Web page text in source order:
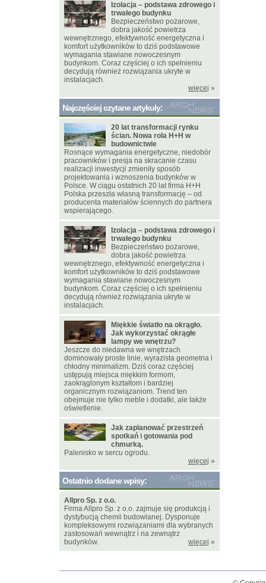
Izolacja – podstawa zdrowego i
trwałego budynku
Bezpieczeństwo pożarowe,
dobra jakość powietrza
wewnętrznego, efektywność energetyczna i
komfort użytkowników to dziś podstawowe
wymagania stawiane nowoczesnym
budynkom. Coraz częściej o ich spełnieniu
decydują również rozwiązania ukryte w
instalacjach.
więcej »
Najczęściej czytane artykuły:
20 lat transformacji rynku
ścian. Nowa rola H+H w
budownictwie
Rosnące wymagania energetyczne, niedobór
pracowników i presja na skracanie czasu
realizacji inwestycji zmieniły sposób
projektowania i wznoszenia budynków w
Polsce. W ciągu ostatnich 20 lat firma H+H
Polska przeszła własną transformację – od
producenta materiałów ściennych do partnera
wspierającego.
Izolacja – podstawa zdrowego i
trwałego budynku
Bezpieczeństwo pożarowe,
dobra jakość powietrza
wewnętrznego, efektywność energetyczna i
komfort użytkowników to dziś podstawowe
wymagania stawiane nowoczesnym
budynkom. Coraz częściej o ich spełnieniu
decydują również rozwiązania ukryte w
instalacjach.
Miękkie światło na okrągło.
Jak wykorzystać okrągłe
lampy we wnętrzu?
Jeszcze do niedawna we wnętrzach
dominowały proste linie, wyrazista geometria i
chłodny minimalizm. Dziś coraz częściej
ustępują miejsca miękkim formom,
zaokrąglonym kształtom i bardziej
organicznym rozwiązaniom. Trend ten
obejmuje nie tylko meble i dodatki, ale także
oświetlenie.
Jak zaplanować przestrzeń
spotkań i gotowania pod
chmurką.
Palenisko w sercu ogrodu.
więcej »
Ostatnio dodane wpisy:
Allpro Sp. z o.o.
Firma Allpro Sp. z o.o. zajmuje się produkcją i
dystybucją chemii budowlanej. Dysponuje
kompleksowymi rozwiązaniami dla wybranych
zastosowań wewnątrz i na zewnątrz
budynków.
więcej »